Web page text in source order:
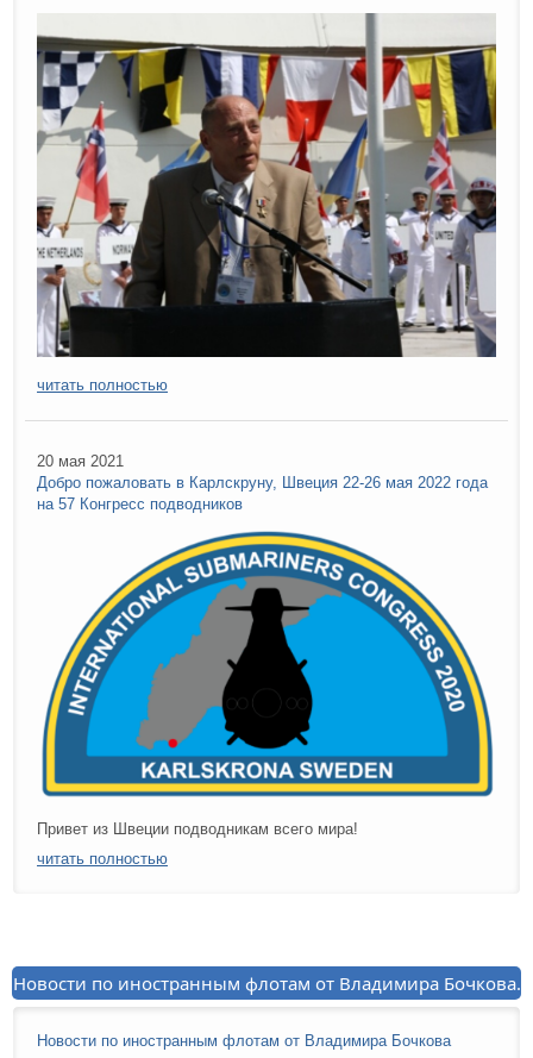
читать полностью
20 мая 2021
Добро пожаловать в Карлскруну, Швеция 22-26 мая 2022 года
на 57 Конгресс подводников
Привет из Швеции подводникам всего мира!
читать полностью
Новости по иностранным флотам от Владимира Бочкова.
Новости по иностранным флотам от Владимира Бочкова